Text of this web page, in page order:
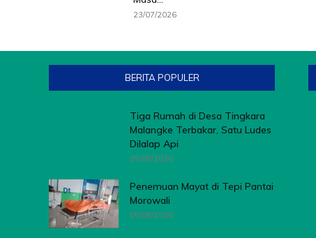
23/07/2026
BERITA POPULER
Tiga Rumah di Desa Tingkara
Malangke Terbakar, Satu Ludes
Dilalap Api
05/08/2026
Penemuan Mayat di Tepi Pantai
Morowali
05/08/2026